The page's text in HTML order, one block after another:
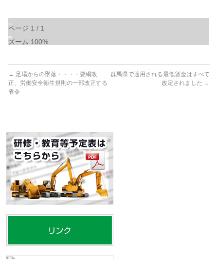
ページ 1 / 1
ズーム 100%
← 足場からの墜落・・・・要綱改
正、労働安全衛生規則の一部改正する
省令
群馬県で適用される最低賃金はすべて
改定されました →